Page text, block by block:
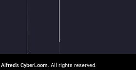
Alfred's CyberLoom. All rights reserved.